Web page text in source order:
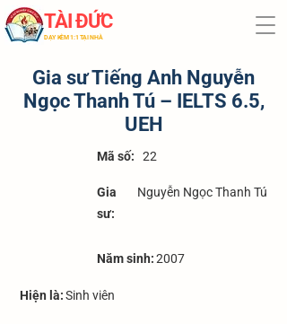
TÀI ĐỨC
​DẠY KÈM 1:1 TẠI NHÀ
Gia sư Tiếng Anh Nguyễn
Ngọc Thanh Tú – IELTS 6.5,
UEH
​Mã số: 22
Gia
sư:
Nguyễn Ngọc Thanh Tú
Năm sinh:2007
Hiện là:Sinh viên